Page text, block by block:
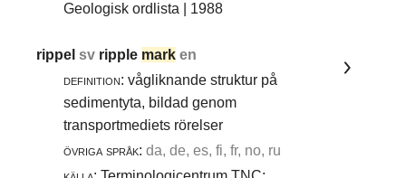
Geologisk ordlista | 1988
rippelsv ripple mark en
definition: vågliknande struktur på
sedimentyta, bildad genom
transportmediets rörelser
övriga språk: da, de, es, fi, fr, no, ru